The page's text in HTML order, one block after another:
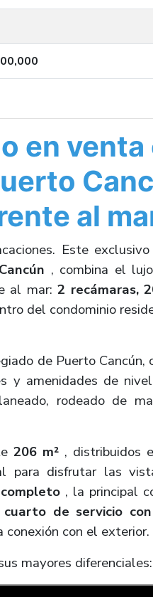
en venta
al
Este exclusivo
, combina el
al mar:2 recámaras,
del condominio
de Puerto Cancún,
y amenidades de
rodeado de
206 m², distribuidos
para disfrutar las
, la principal
cuarto de servicio
con el exterior.
mayores diferenciales: